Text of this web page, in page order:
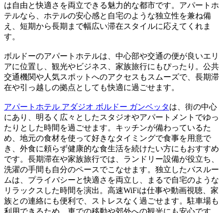
は自由と快適さを両立できる魅力的な都市です。アパートホ
テルなら、ホテルの安心感と自宅のような独立性を兼ね備
え、短期から長期まで幅広い滞在スタイルに応えてくれま
す。
ボルドーのアパートホテルは、中心部や交通の便が良いエリ
アに位置し、観光やビジネス、家族旅行にもぴったり。公共
交通機関や人気スポットへのアクセスもスムーズで、長期滞
在や引っ越しの拠点としても快適に過ごせます。
アパートホテル アダジオ ボルドー ガンベッタは、街の中心
にあり、明るく広々としたスタジオやアパートメントでゆっ
たりとした時間を過ごせます。キッチンが備わっているた
め、地元の食材を使って好きなタイミングで食事を用意で
き、外食に頼らず健康的な食生活を続けたい方にもおすすめ
です。長期滞在や家族旅行では、ランドリー設備が役立ち、
洗濯の手間も自分のペースでこなせます。独立したバスルー
ムは、プライバシーと快適さを両立し、まるで自宅のような
リラックスした時間を演出。高速WiFiは仕事や動画視聴、家
族との連絡にも便利で、ストレスなく過ごせます。駐車場も